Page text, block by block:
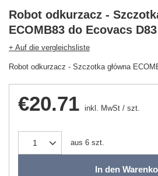
Robot odkurzacz -
ECOMB83 do Ecovacs D83
+ Auf die vergleichsliste
Robot odkurzacz - Szczotka główna
€20.71 inkl. MwSt / szt.
aus 6 szt.
In den